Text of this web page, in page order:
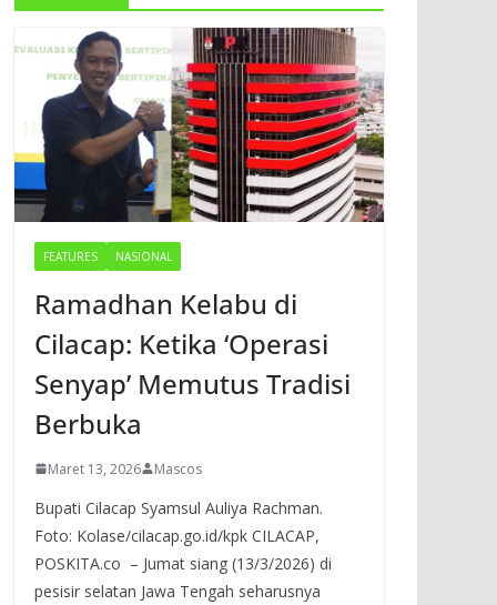
FEATURES NASIONAL
Ramadhan Kelabu di
Cilacap: Ketika ‘Operasi
Senyap’ Memutus Tradisi
Berbuka
Maret 13, 2026 Mascos
Bupati Cilacap Syamsul Auliya Rachman.
Foto: Kolase/cilacap.go.id/kpk CILACAP,
POSKITA.co – Jumat siang (13/3/2026) di
pesisir selatan Jawa Tengah seharusnya